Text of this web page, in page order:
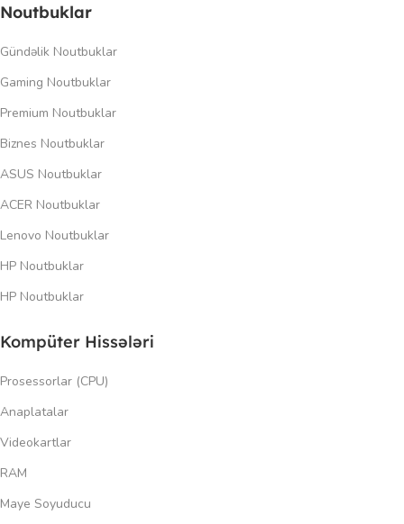
Noutbuklar
Gündəlik Noutbuklar
Gaming Noutbuklar
Premium Noutbuklar
Biznes Noutbuklar
ASUS Noutbuklar
ACER Noutbuklar
Lenovo Noutbuklar
HP Noutbuklar
HP Noutbuklar
Kompüter Hissələri
Prosessorlar (CPU)
Anaplatalar
Videokartlar
RAM
Maye Soyuducu